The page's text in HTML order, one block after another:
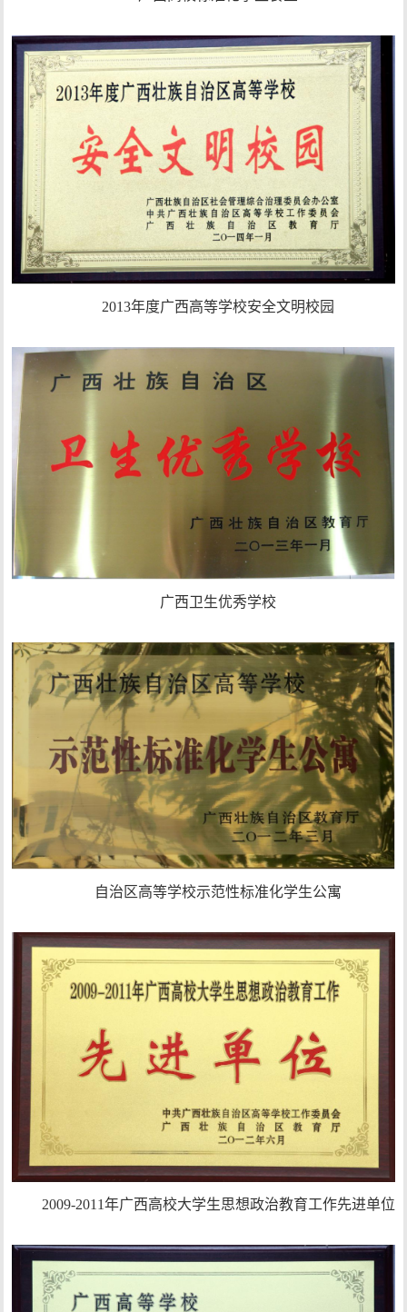
2013年度广西高等学校安全文明校园
广西卫生优秀学校
自治区高等学校示范性标准化学生公寓
2009-2011年广西高校大学生思想政治教育工作先进单位